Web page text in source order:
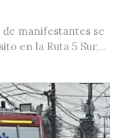
manifestantes se
en la Ruta 5 Sur,...